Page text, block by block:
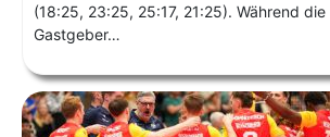
(18:25, 23:25, 25:17, 21:25). Während die
Gastgeber…